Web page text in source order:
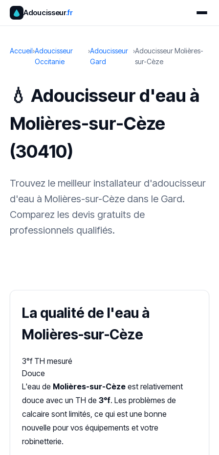
Adoucisseur.fr
Accueil›Adoucisseur
Occitanie
›Adoucisseur
Gard
›Adoucisseur Molières-
sur-Cèze
💧 Adoucisseur d'eau à
Molières-sur-Cèze
(30410)
Trouvez le meilleur installateur d'adoucisseur
d'eau à Molières-sur-Cèze dans le Gard.
Comparez les devis gratuits de
professionnels qualifiés.
La qualité de l'eau à
Molières-sur-Cèze
3°f TH mesuré
Douce
L'eau de Molières-sur-Cèze est relativement
douce avec un TH de 3°f. Les problèmes de
calcaire sont limités, ce qui est une bonne
nouvelle pour vos équipements et votre
robinetterie.